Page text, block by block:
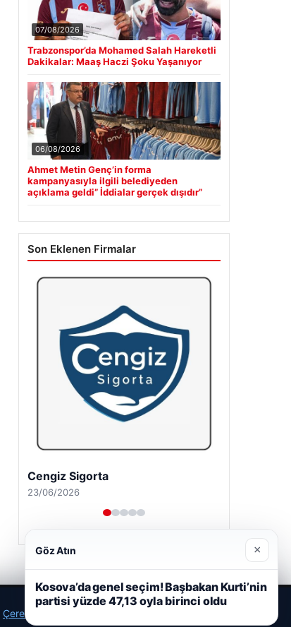
07/08/2026
Trabzonspor’da Mohamed Salah Hareketli
Dakikalar: Maaş Haczi Şoku Yaşanıyor
06/08/2026
Ahmet Metin Genç’in forma
kampanyasıyla ilgili belediyeden
açıklama geldi” İddialar gerçek dışıdır”
Son Eklenen Firmalar
Cengiz Sigorta
23/06/2026
Çerez Politikamız
Göz Atın ×
Kosova’da genel seçim! Başbakan Kurti’nin
partisi yüzde 47,13 oyla birinci oldu